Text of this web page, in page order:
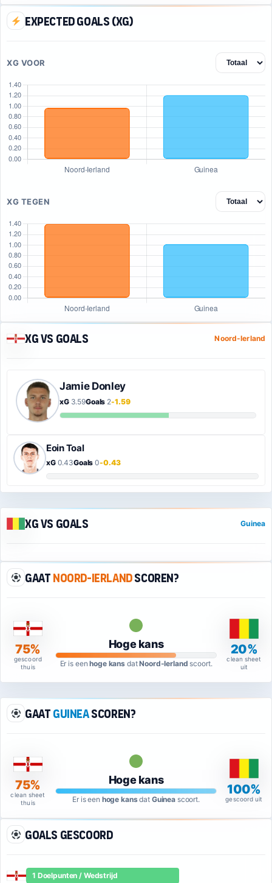
Expected Goals (xG)
XG VOOR
XG TEGEN
xG vs Goals Noord-Ierland
Jamie Donley
xG3.59Goals 2-1.59
Eoin Toal
xG0.43Goals 0-0.43
xG vs Goals Guinea
GaatNoord-Ierlandscoren?
75%
gescoord
thuis
Hoge kans
Er is eenhoge kansdatNoord-Ierland scoort.
20%
clean sheet
uit
GaatGuineascoren?
75%
clean sheet
thuis
Hoge kans
Er is een hoge kansdat Guineascoort.
100%
gescoord uit
Goals gescoord
1 Doelpunten / Wedstrijd